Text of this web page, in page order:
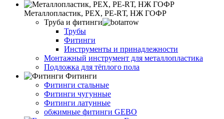
Металлопластик, РЕХ, РЕ-RТ, НЖ ГОФР
Труба и фитинги
Трубы
Фитинги
Инструменты и принадлежности
Монтажный инструмент для металлопластика
Подложка для тёплого пола
Фитинги
Фитинги стальные
Фитинги чугунные
Фитинги латунные
обжимные фитинги GEBO